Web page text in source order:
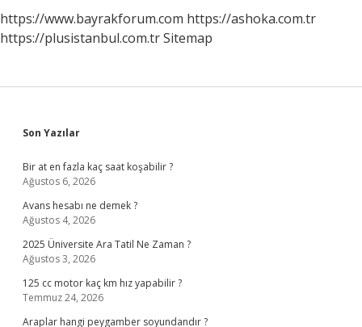
https://www.bayrakforum.com https://ashoka.com.tr
https://plusistanbul.com.trSitemap
Sidebar
Son Yazılar
Bir at en fazla kaç saat koşabilir ?
Ağustos 6, 2026
Avans hesabı ne demek ?
Ağustos 4, 2026
2025 Üniversite Ara Tatil Ne Zaman ?
Ağustos 3, 2026
125 cc motor kaç km hız yapabilir ?
Temmuz 24, 2026
Araplar hangi peygamber soyundandır ?